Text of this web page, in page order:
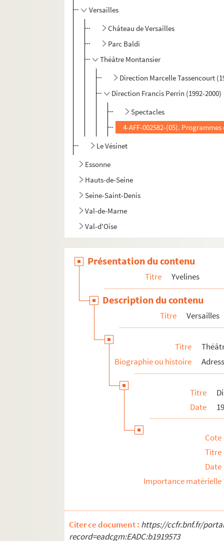
Versailles
Château de Versailles
Parc Baldi
Théâtre Montansier
Direction Marcelle Tassencourt
Direction Francis Perrin (1992-2000)
Spectacles
4-AFF-002582-(05).
Le Vésinet
Essonne
Hauts-de-Seine
Seine-Saint-Denis
Val-de-Marne
Val-d'Oise
Présentation du contenu
Titre Yvelines
Description du contenu
Titre Versailles
Titre
Biographie ou histoire
Titre
Date
Cote
Titre
Date
Importance matérielle
Citer ce document : https://ccfr.bnf.fr/
record=eadcgm:EADC:b1919573